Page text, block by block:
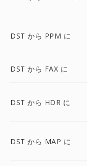
DST から PPM に
DST から FAX に
DST から HDR に
DST から MAP に